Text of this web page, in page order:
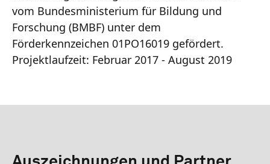
vom Bundesministerium für Bildung und
Forschung (BMBF) unter dem
Förderkennzeichen 01PO16019 gefördert.
Projektlaufzeit: Februar 2017 - August 2019